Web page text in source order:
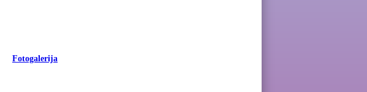
Fotogalerija